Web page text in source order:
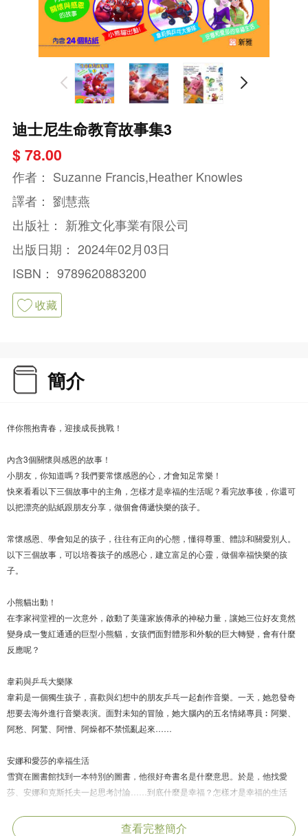
迪士尼生命教育故事集3
$ 78.00
作者： Suzanne Francis,Heather Knowles
譯者： 劉慧燕
出版社： 新雅文化事業有限公司
出版日期： 2024年02月03日
ISBN： 9789620883200
收藏
簡介
伴你熊抱青春，迎接成長挑戰！
內含3個關懷與感恩的故事！
小朋友，你知道嗎？我們要常懷感恩的心，才會知足常樂！
快來看看以下三個故事中的主角，怎樣才是幸福的生活呢？看完故事後，你還可
以把漂亮的貼紙跟朋友分享，做個會傳遞快樂的孩子。
常懷感恩、學會知足的孩子，往往有正向的心態，懂得尊重、體諒和關愛別人。
以下三個故事，可以培養孩子的感恩心，建立富足的心靈，做個幸福快樂的孩
子。
小熊貓出動！
在李家祠堂裡的一次意外，啟動了美蓮家族傳承的神秘力量，讓她三位好友竟然
變身成一隻紅通通的巨型小熊貓，女孩們面對體形和外貌的巨大轉變，會有什麼
反應呢？
韋莉與乒乓大樂隊
韋莉是一個獨生孩子，喜歡與幻想中的朋友乒乓一起創作音樂。一天，她忽發奇
想要去海外進行音樂表演。面對未知的冒險，她大腦內的五名情緒專員︰阿樂、
阿愁、阿驚、阿憎、阿燥都不禁慌亂起來……
安娜和愛莎的幸福生活
雪寶在圖書館找到一本特別的圖書，他很好奇書名是什麼意思。於是，他找愛
莎、安娜和克斯托夫一起思考討論……到底什麼是幸福？怎樣才是幸福的生活
查看完整簡介